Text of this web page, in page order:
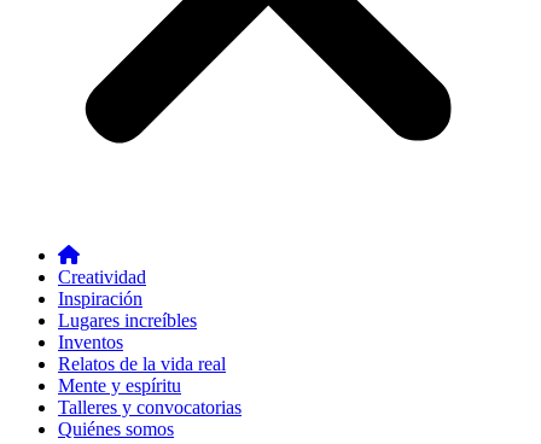
Creatividad
Inspiración
Lugares increíbles
Inventos
Relatos de la vida real
Mente y espíritu
Talleres y convocatorias
Quiénes somos